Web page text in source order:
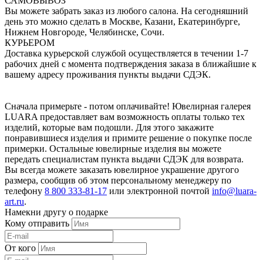
Вы можете забрать заказ из любого салона. На сегодняшний
день это можно сделать в Москве, Казани, Екатеринбурге,
Нижнем Новгороде, Челябинске, Сочи.
КУРЬЕРОМ
Доставка курьерской службой осуществляется в течении 1-7
рабочих дней с момента подтверждения заказа в ближайшие к
вашему адресу проживания пункты выдачи СДЭК.
Сначала примерьте - потом оплачивайте! Ювелирная галерея
LUARA предоставляет вам возможность оплаты только тех
изделий, которые вам подошли. Для этого закажите
понравившиеся изделия и примите решение о покупке после
примерки. Остальные ювелирные изделия вы можете
передать специалистам пункта выдачи СДЭК для возврата.
Вы всегда можете заказать ювелирное украшение другого
размера, сообщив об этом персональному менеджеру по
телефону 8 800 333-81-17 или электронной почтой info@luara-
art.ru.
Намекни другу о подарке
Кому отправить
От кого